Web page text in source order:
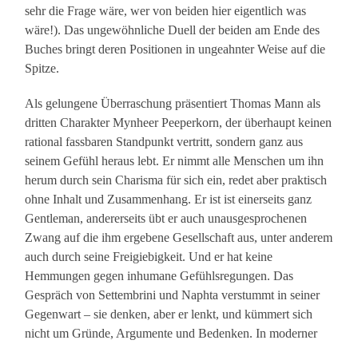
sehr die Frage wäre, wer von beiden hier eigentlich was
wäre!). Das ungewöhnliche Duell der beiden am Ende des
Buches bringt deren Positionen in ungeahnter Weise auf die
Spitze.
Als gelungene Überraschung präsentiert Thomas Mann als
dritten Charakter Mynheer Peeperkorn, der überhaupt keinen
rational fassbaren Standpunkt vertritt, sondern ganz aus
seinem Gefühl heraus lebt. Er nimmt alle Menschen um ihn
herum durch sein Charisma für sich ein, redet aber praktisch
ohne Inhalt und Zusammenhang. Er ist ist einerseits ganz
Gentleman, andererseits übt er auch unausgesprochenen
Zwang auf die ihm ergebene Gesellschaft aus, unter anderem
auch durch seine Freigiebigkeit. Und er hat keine
Hemmungen gegen inhumane Gefühlsregungen. Das
Gespräch von Settembrini und Naphta verstummt in seiner
Gegenwart – sie denken, aber er lenkt, und kümmert sich
nicht um Gründe, Argumente und Bedenken. In moderner